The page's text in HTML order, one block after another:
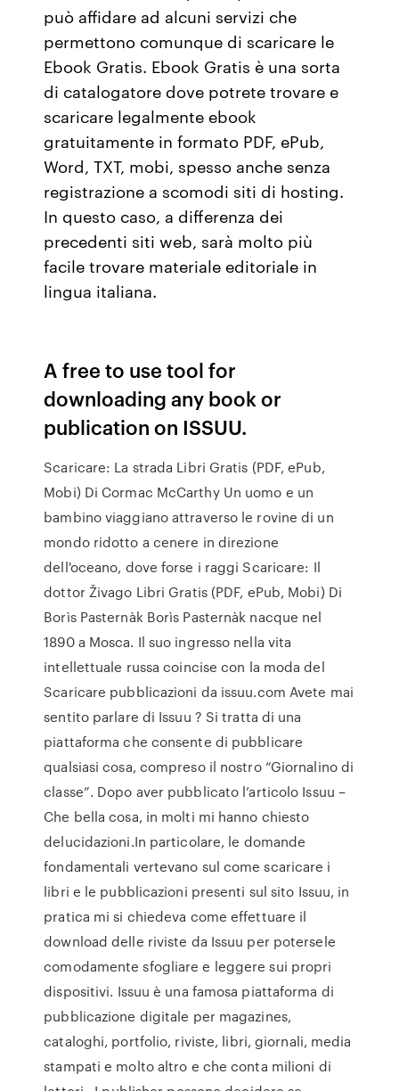
può affidare ad alcuni servizi che
permettono comunque di scaricare le
Ebook Gratis. Ebook Gratis è una sorta
di catalogatore dove potrete trovare e
scaricare legalmente ebook
gratuitamente in formato PDF, ePub,
Word, TXT, mobi, spesso anche senza
registrazione a scomodi siti di hosting.
In questo caso, a differenza dei
precedenti siti web, sarà molto più
facile trovare materiale editoriale in
lingua italiana.
A free to use tool for
downloading any book or
publication on ISSUU.
Scaricare: La strada Libri Gratis (PDF, ePub,
Mobi) Di Cormac McCarthy Un uomo e un
bambino viaggiano attraverso le rovine di un
mondo ridotto a cenere in direzione
dell'oceano, dove forse i raggi Scaricare: Il
dottor Živago Libri Gratis (PDF, ePub, Mobi) Di
Borìs Pasternàk Borìs Pasternàk nacque nel
1890 a Mosca. Il suo ingresso nella vita
intellettuale russa coincise con la moda del
Scaricare pubblicazioni da issuu.com Avete mai
sentito parlare di Issuu ? Si tratta di una
piattaforma che consente di pubblicare
qualsiasi cosa, compreso il nostro “Giornalino di
classe”. Dopo aver pubblicato l’articolo Issuu –
Che bella cosa, in molti mi hanno chiesto
delucidazioni.In particolare, le domande
fondamentali vertevano sul come scaricare i
libri e le pubblicazioni presenti sul sito Issuu, in
pratica mi si chiedeva come effettuare il
download delle riviste da Issuu per potersele
comodamente sfogliare e leggere sui propri
dispositivi. Issuu è una famosa piattaforma di
pubblicazione digitale per magazines,
cataloghi, portfolio, riviste, libri, giornali, media
stampati e molto altro e che conta milioni di